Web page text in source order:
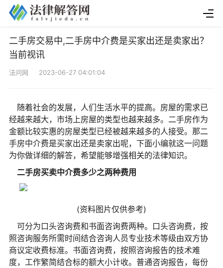
二手房交易中,二手房中介费是买家出还是卖家出？
当前视讯
法问网 2023-06-27 04:01:04
随着社会的发展，人们生活水平的提高。房屋的需求已
经越来越大，市场上房屋的类型也越来越多。二手房作为
金额比较实惠的房屋类型已经被越来越多的人接受。那二
手房中介费是买家出还是卖家出呢，下面小编就这一问题
为你做详细的解答，希望能够增强相关的法律知识。
二手房买卖中介费多少之两种费用
(资料图片仅供参考)
可分为口头咨询费和书面咨询费两种。口头咨询费，按
照咨询服务所需时间结合咨询人员专业技术等级由双方协
商议定收费标准。书面咨询费，按照咨询报告的技术难
度，工作繁简结合标的额大小计收。普通咨询报告，每份